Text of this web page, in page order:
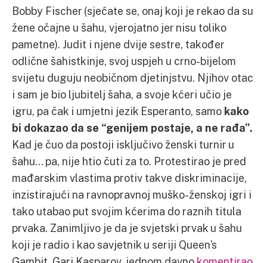
Bobby Fischer (sjećate se, onaj koji je rekao da su
žene očajne u šahu, vjerojatno jer nisu toliko
pametne). Judit i njene dvije sestre, također
odlične šahistkinje, svoj uspjeh u crno-bijelom
svijetu duguju neobičnom djetinjstvu. Njihov otac
i sam je bio ljubitelj šaha, a svoje kćeri učio je
igru, pa čak i umjetni jezik Esperanto, samo kako
bi dokazao da se “genijem postaje, a ne rađa”.
Kad je čuo da postoji isključivo ženski turnir u
šahu… pa, nije htio čuti za to. Protestirao je pred
mađarskim vlastima protiv takve diskriminacije,
inzistirajući na ravnopravnoj muško-ženskoj igri i
tako utabao put svojim kćerima do raznih titula
prvaka. Zanimljivo je da je svjetski prvak u šahu
koji je radio i kao savjetnik u seriji Queen’s